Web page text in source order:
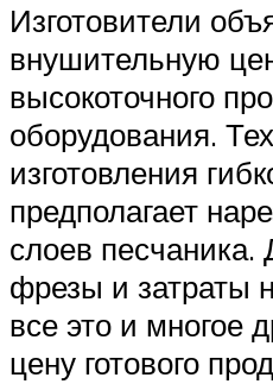
Изготовители
внушительную
высокоточного
оборудования.
изготовления
предполагает
слоев песчаника.
фрезы и затраты
все это и многое
цену готового